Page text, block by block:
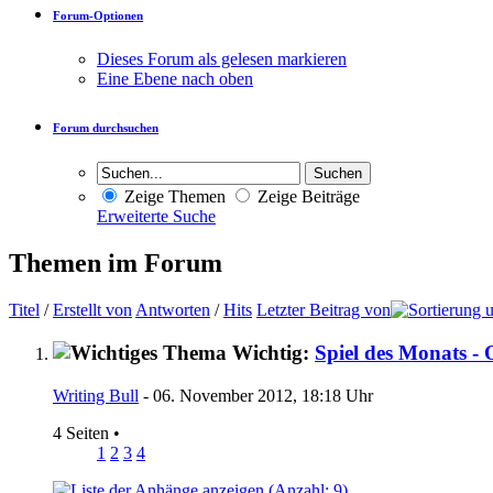
Forum-Optionen
Dieses Forum als gelesen markieren
Eine Ebene nach oben
Forum durchsuchen
Zeige Themen
Zeige Beiträge
Erweiterte Suche
Themen im Forum
Titel /Erstellt von Antworten /Hits Letzter Beitrag von
Wichtig: Spiel des Monats -
Writing Bull - 06. November 2012, 18:18 Uhr
4 Seiten •
1 2 3 4